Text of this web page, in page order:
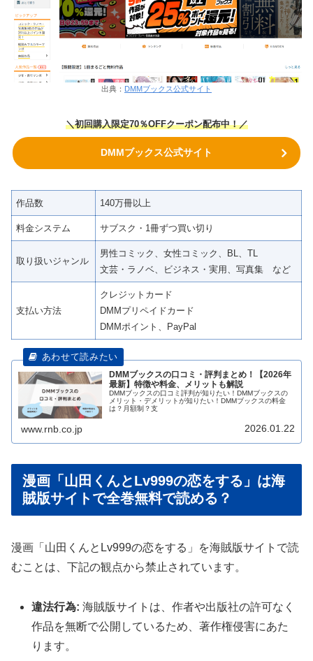
出典： DMMブックス公式サイト
＼初回購入限定70％OFFクーポン配布中！／
DMMブックス公式サイト
作品数 140万冊以上
料金システム サブスク・1冊ずつ買い切り
取り扱いジャンル
男性コミック、女性コミック、BL、TL
文芸・ラノベ、ビジネス・実用、写真集 など
支払い方法
クレジットカード
DMMプリペイドカード
DMMポイント、PayPal
DMMブックスの口コミ・評判まとめ！【2026年
最新】特徴や料金、メリットも解説
DMMブックスの口コミ評判が知りたい！DMMブックスの
メリット・デメリットが知りたい！DMMブックスの料金
は？月額制？支
www.rnb.co.jp 2026.01.22
漫画「山田くんとLv999の恋をする」は海
賊版サイトで全巻無料で読める？
漫画「山田くんとLv999の恋をする」を海賊版サイトで読
むことは、下記の観点から禁止されています。
違法行為: 海賊版サイトは、作者や出版社の許可なく
作品を無断で公開しているため、著作権侵害にあた
ります。